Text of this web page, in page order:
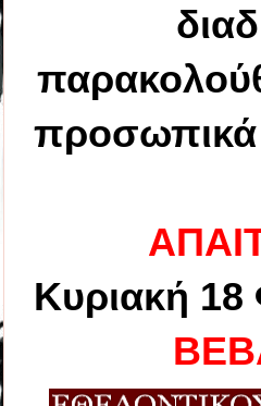
προσωπικά
Κυριακή